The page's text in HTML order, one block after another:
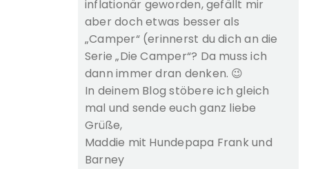
inflationär geworden, gefällt mir
aber doch etwas besser als
„Camper“ (erinnerst du dich an die
Serie „Die Camper“? Da muss ich
dann immer dran denken. 😉
In deinem Blog stöbere ich gleich
mal und sende euch ganz liebe
Grüße,
Maddie mit Hundepapa Frank und
Barney